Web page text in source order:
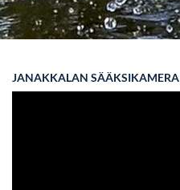
JANAKKALAN SÄÄKSIKAMERA